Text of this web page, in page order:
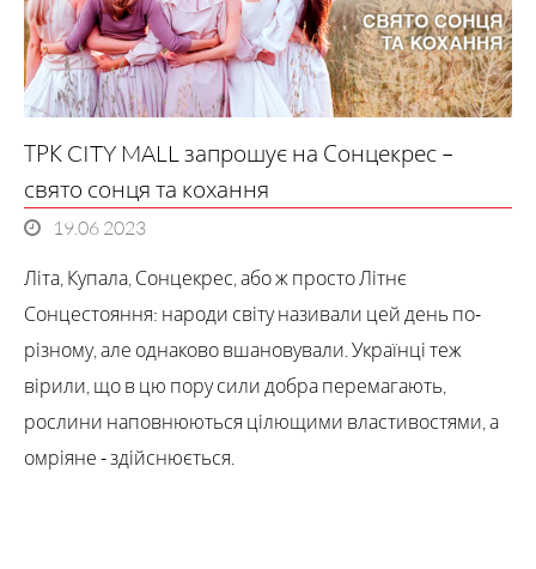
ТРК CITY MALL запрошує на Сонцекрес –
свято сонця та кохання
19.06 2023
Літа, Купала, Сонцекрес, або ж просто Літнє
Сонцестояння: народи світу називали цей день по-
різному, але однаково вшановували. Українці теж
вірили, що в цю пору сили добра перемагають,
рослини наповнюються цілющими властивостями, а
омріяне - здійснюється.